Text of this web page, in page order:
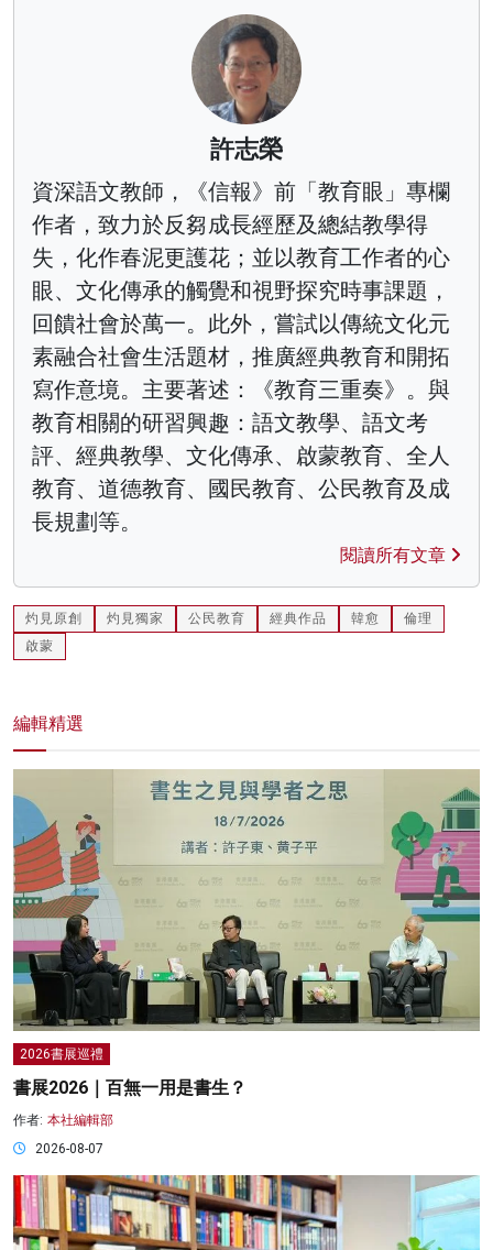
許志榮
資深語文教師，《信報》前「教育眼」專欄
作者，致力於反芻成長經歷及總結教學得
失，化作春泥更護花；並以教育工作者的心
眼、文化傳承的觸覺和視野探究時事課題，
回饋社會於萬一。此外，嘗試以傳統文化元
素融合社會生活題材，推廣經典教育和開拓
寫作意境。主要著述：《教育三重奏》。與
教育相關的研習興趣：語文教學、語文考
評、經典教學、文化傳承、啟蒙教育、全人
教育、道德教育、國民教育、公民教育及成
長規劃等。
閱讀所有文章
灼見原創 灼見獨家 公民教育 經典作品 韓愈
倫理
啟蒙
編輯精選
2026書展巡禮
書展2026｜百無一用是書生？
作者: 本社編輯部
2026-08-07